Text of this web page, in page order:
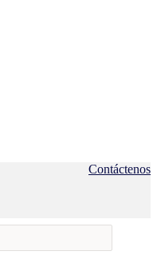
Contáctenos